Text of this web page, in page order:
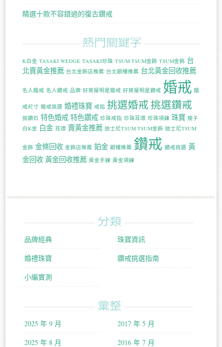
精選十款不容錯過的復古鑽戒
熱門關鍵字
K白金 TASAKI WEDGE TASAKI珍珠 TSUM TSUM金飾 TSUM金飾 台
北賣黃金推薦 台北金飾店推薦 台北銀樓推薦 台北黃金回收推薦
名人婚戒 名人鑽戒 品牌 好萊屋明星婚戒 好萊屋明星鑽戒 婚戒 婚
戒尺寸 婚戒挑選 婚禮珠寶 戒指 挑選婚戒挑選鑽戒
挑鑽石 特色婚戒 特色鑽戒 珍珠戒指 珍珠耳環 珍珠項鍊 珠寶 瘦子
白K金 白金 耳環 賣黃金推薦 迪士尼TSUM TSUM金飾 迪士尼TSUM
金飾 金條回收 金飾店推薦 鉑金 銀樓推薦 鑽戒 鑽戒挑選 黃
金回收 黃金回收推薦 黃金手鍊 黃金項鍊
分類
品牌經典
婚禮珠寶
小編實測
珠寶資訊
鑽戒挑選指南
彙整
2025 年 9 月
2025 年 8 月
2017 年 5 月
2016 年 7 月